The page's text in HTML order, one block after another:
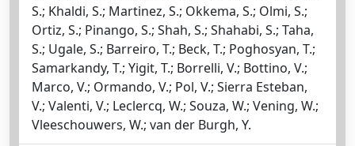
S.; Khaldi, S.; Martinez, S.; Okkema, S.; Olmi, S.;
Ortiz, S.; Pinango, S.; Shah, S.; Shahabi, S.; Taha,
S.; Ugale, S.; Barreiro, T.; Beck, T.; Poghosyan, T.;
Samarkandy, T.; Yigit, T.; Borrelli, V.; Bottino, V.;
Marco, V.; Ormando, V.; Pol, V.; Sierra Esteban,
V.; Valenti, V.; Leclercq, W.; Souza, W.; Vening, W.;
Vleeschouwers, W.; van der Burgh, Y.